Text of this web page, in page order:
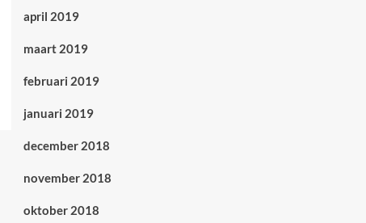
april 2019
maart 2019
februari 2019
januari 2019
december 2018
november 2018
oktober 2018